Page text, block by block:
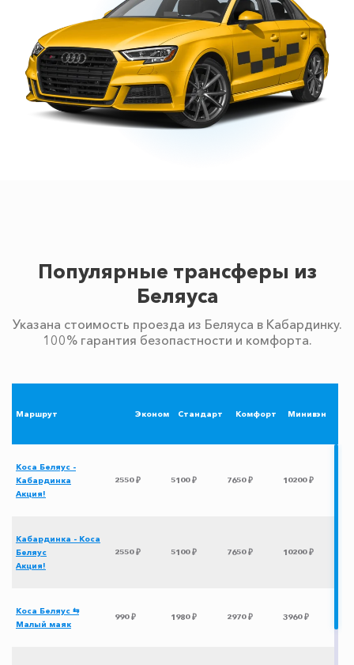
Популярные трансферы из
Беляуса
Указана стоимость проезда из Беляуса в Кабардинку.
100% гарантия безопастности и комфорта.
Маршрут Эконом Стандарт Комфорт Минивэн
Коса Беляус -
Кабардинка
Акция!
2550 ₽ 5100 ₽ 7650 ₽ 10200 ₽
Кабардинка - Коса
Беляус
Акция!
2550 ₽ 5100 ₽ 7650 ₽ 10200 ₽
Коса Беляус ⇆
Малый маяк
990 ₽ 1980 ₽ 2970 ₽ 3960 ₽